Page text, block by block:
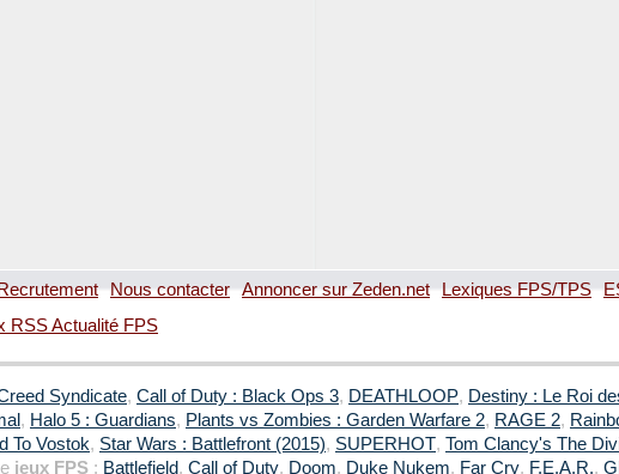
Nous contacter Annoncer sur Zeden.net Lexiques FPS/TPS
Syndicate, Call of Duty : Black Ops 3, DEATHLOOP, Destiny : Le Roi
, Halo 5 : Guardians, Plants vs Zombies : Garden Warfare 2, RAGE 2,
To Vostok, Star Wars : Battlefront (2015), SUPERHOT, Tom Clancy's The
jeux FPS : Battlefield, Call of Duty, Doom, Duke Nukem, Far Cry, F.E.A.R.,